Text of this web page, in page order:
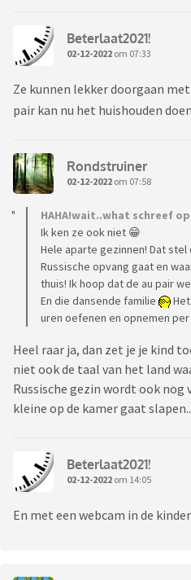
Beterlaat2021!
02-12-2022 om 07:33
Ze kunnen lekker doorgaan
pair kan nu het huishouden
Rondstruiner
02-12-2022 om 07:58
HAHA!wait..what schreef op
Ik ken ze ook niet 😁
Hele aparte gezinnen! Dat
Russische opvang gaat en
thuis! Ik hoop dat de au pair
En die dansende familie
uren oefenen en opnemen
Heel raar ja, dan zet je je kind
niet ook de taal van het land
Russische gezin wordt ook nog
kleine op de kamer gaat
Beterlaat2021!
02-12-2022 om 14:05
En met een webcam in de